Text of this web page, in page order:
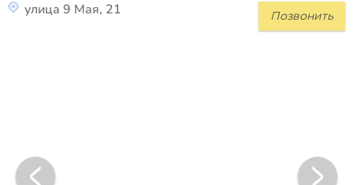
Позвонить
улица 9 Мая, 21